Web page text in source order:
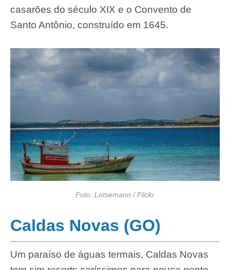
casarões do século XIX e o Convento de
Santo Antônio, construído em 1645.
Foto: Lotsemann / Flickr
Caldas Novas (GO)
Um paraíso de águas termais, Caldas Novas